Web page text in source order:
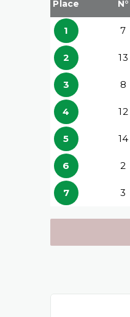
Place N°
1 7
2 13
3 8
4 12
5 14
6 2
7 3